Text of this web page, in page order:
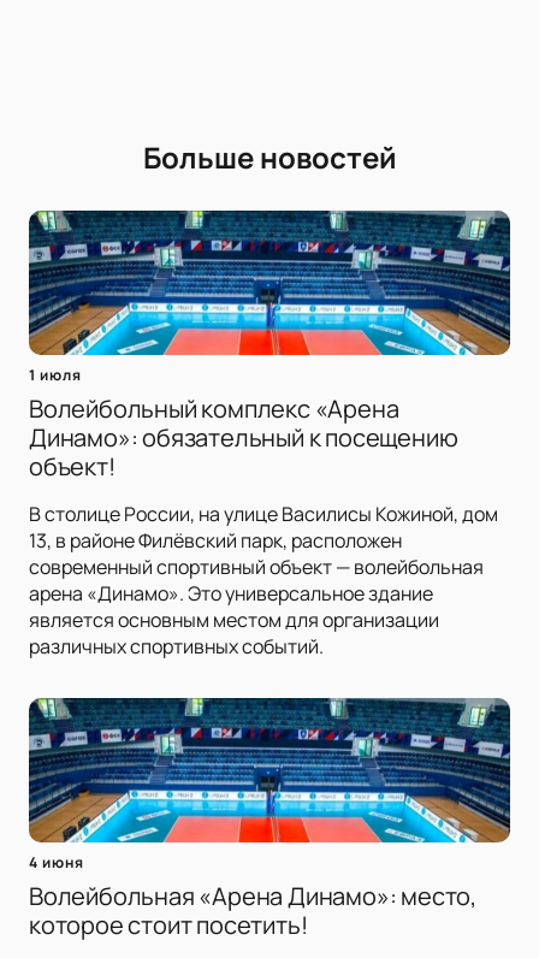
Больше новостей
1 июля
Волейбольный комплекс «Арена
Динамо»: обязательный к посещению
объект!
В столице России, на улице Василисы Кожиной, дом
13, в районе Филёвский парк, расположен
современный спортивный объект — волейбольная
арена «Динамо». Это универсальное здание
является основным местом для организации
различных спортивных событий.
4 июня
Волейбольная «Арена Динамо»: место,
которое стоит посетить!